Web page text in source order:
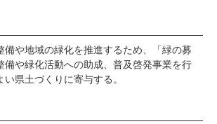
備や地域の緑化を推進するため、「緑の募
備や緑化活動への助成、普及啓発事業を行
県土づくりに寄与する。